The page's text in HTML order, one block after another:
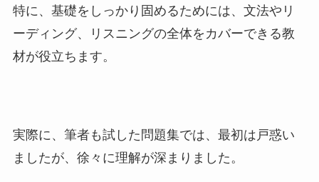
特に、基礎をしっかり固めるためには、文法やリ
ーディング、リスニングの全体をカバーできる教
材が役立ちます。
実際に、筆者も試した問題集では、最初は戸惑い
ましたが、徐々に理解が深まりました。